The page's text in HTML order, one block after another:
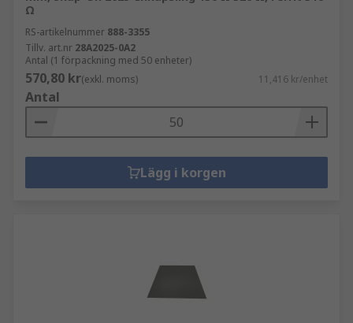
Ω
RS-artikelnummer 888-3355
Tillv. art.nr 28A2025-0A2
Antal (1 förpackning med 50 enheter)
570,80 kr(exkl. moms) 11,416 kr/enhet
Antal
Lägg i korgen